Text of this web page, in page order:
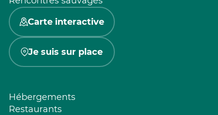
Carte interactive
Je suis sur place
Hébergements
Restaurants